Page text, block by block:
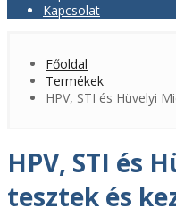
Kapcsolat
Főoldal
Termékek
HPV, STI és Hüvelyi
HPV, STI és
tesztek és